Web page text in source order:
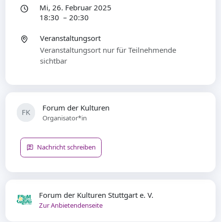
Forum der Kulturen Stuttgart e. V.
Zur Anbietendenseite
FK Forum der Kulturen
Organisator*in
Nachricht schreiben
Mi, 26. Februar 2025
18:30 – 20:30
Veranstaltungsort
Veranstaltungsort nur für Teilnehmende
sichtbar